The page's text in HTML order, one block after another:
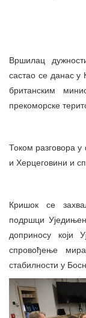
Вршилац
састао се данас у
британским
прекоморске
Током разговора у
и Херцеговини и
Кришок се
подршци
доприносу који
спровођење
стабилности у